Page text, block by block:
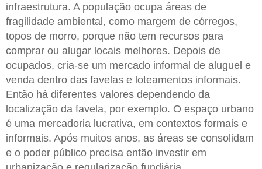
infraestrutura. A população ocupa áreas de
fragilidade ambiental, como margem de córregos,
topos de morro, porque não tem recursos para
comprar ou alugar locais melhores. Depois de
ocupados, cria-se um mercado informal de aluguel e
venda dentro das favelas e loteamentos informais.
Então há diferentes valores dependendo da
localização da favela, por exemplo. O espaço urbano
é uma mercadoria lucrativa, em contextos formais e
informais. Após muitos anos, as áreas se consolidam
e o poder público precisa então investir em